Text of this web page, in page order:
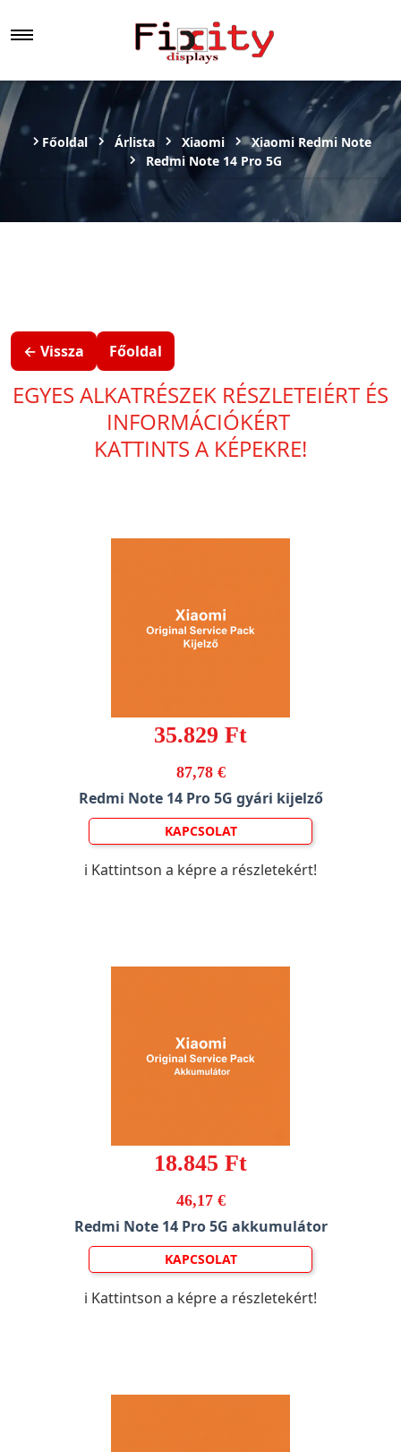
Főoldal Árlista Xiaomi
Xiaomi Redmi Note
Redmi Note 14 Pro 5G
← Vissza Főoldal
EGYES ALKATRÉSZEK RÉSZLETEIÉRT ÉS
INFORMÁCIÓKÉRT
KATTINTS A KÉPEKRE!
35.829 Ft
87,78 €
Redmi Note 14 Pro 5G gyári kijelző
KAPCSOLAT
ℹ️ Kattintson a képre a részletekért!
18.845 Ft
46,17 €
Redmi Note 14 Pro 5G akkumulátor
KAPCSOLAT
ℹ️ Kattintson a képre a részletekért!